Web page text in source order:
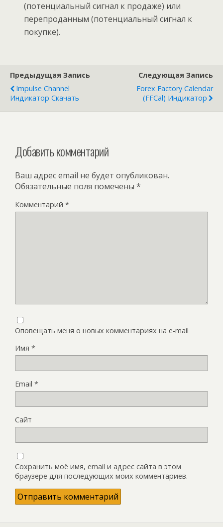
(потенциальный сигнал к продаже) или
перепроданным (потенциальный сигнал к
покупке).
Предыдущая Запись
Impulse Channel
Индикатор Скачать
Следующая Запись
Forex Factory Calendar
(FFCal) Индикатор
Добавить комментарий
Ваш адрес email не будет опубликован.
Обязательные поля помечены *
Комментарий *
Оповещать меня о новых комментариях на e-mail
Имя *
Email *
Сайт
Сохранить моё имя, email и адрес сайта в этом
браузере для последующих моих комментариев.